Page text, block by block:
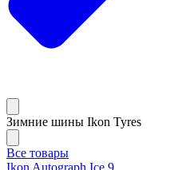
Зимние шины Ikon Tyres
Все товары
Ikon Autograph Ice 9